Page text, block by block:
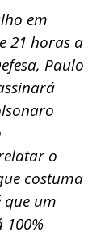
em
21 horas a
Paulo
o
costuma
que um